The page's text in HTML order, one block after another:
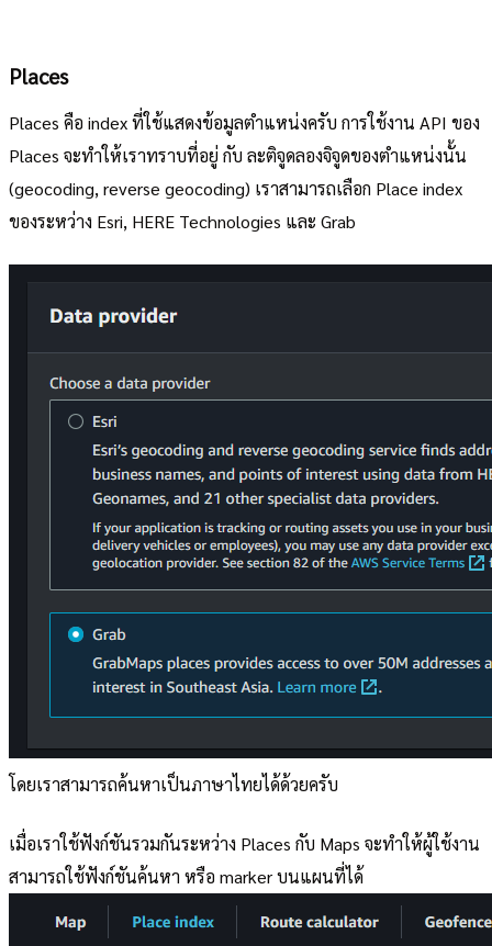
Places
Places คือ index ที่ใช้แสดงข้อมูลตำแหน่งครับ การใช้งาน API ของ
Places จะทำให้เราทราบที่อยู่ กับ ละติจูดลองจิจูดของตำแหน่งนั้น
(geocoding, reverse geocoding) เราสามารถเลือก Place index
ของระหว่าง Esri, HERE Technologies และ Grab
โดยเราสามารถค้นหาเป็นภาษาไทยได้ด้วยครับ
เมื่อเราใช้ฟังก์ชันรวมกันระหว่าง Places กับ Maps จะทำให้ผู้ใช้งาน
สามารถใช้ฟังก์ชันค้นหา หรือ marker บนแผนที่ได้